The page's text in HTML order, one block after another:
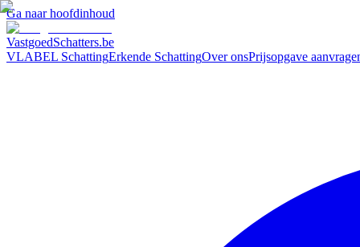
Ga naar hoofdinhoud
VastgoedSchatters.be
VLABEL SchattingErkende SchattingOver onsPrijsopgave